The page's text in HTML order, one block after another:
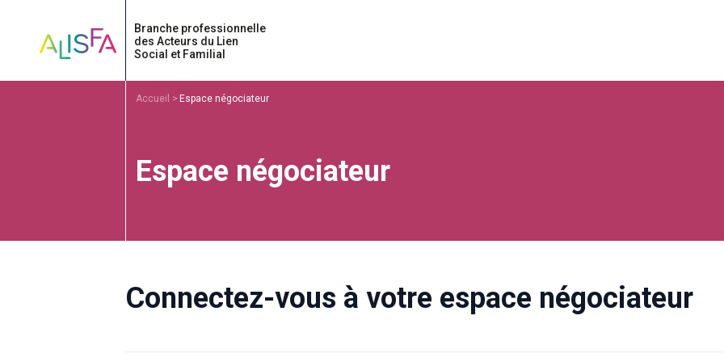
Accueil Espace négociateur
Espace négociateur
Connectez-vous à votre espace négociateur